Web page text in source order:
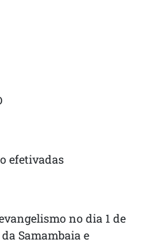
efetivadas
no dia 1 de
Samambaia e